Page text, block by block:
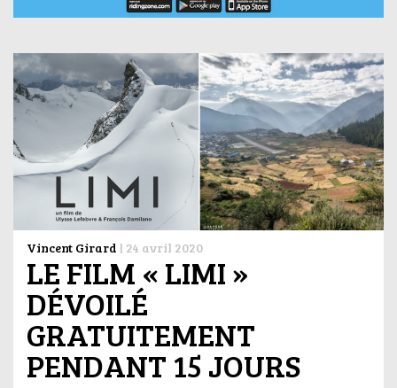
Vincent Girard | 24 avril 2020
LE FILM « LIMI »
DÉVOILÉ
GRATUITEMENT
PENDANT 15 JOURS